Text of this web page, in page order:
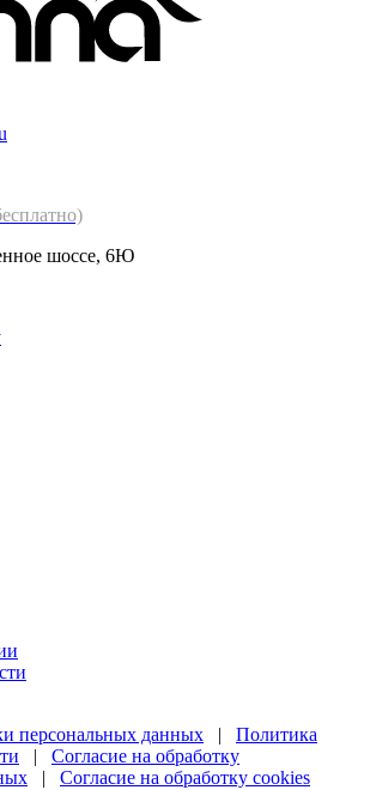
шоссе, 6Ю
персональных данных | Политика
| Согласие на обработку
| Согласие на обработку cookies